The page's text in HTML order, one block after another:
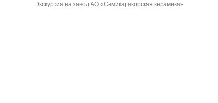
Экскурсия на завод АО «Семикаракорская керамика»